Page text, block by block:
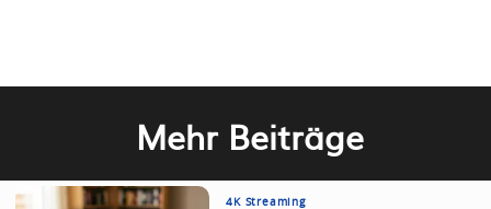
Mehr Beiträge
4K Streaming